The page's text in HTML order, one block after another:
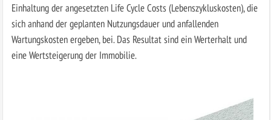
Einhaltung der angesetzten Life Cycle Costs (Lebenszykluskosten), die
sich anhand der geplanten Nutzungsdauer und anfallenden
Wartungskosten ergeben, bei. Das Resultat sind ein Werterhalt und
eine Wertsteigerung der Immobilie.